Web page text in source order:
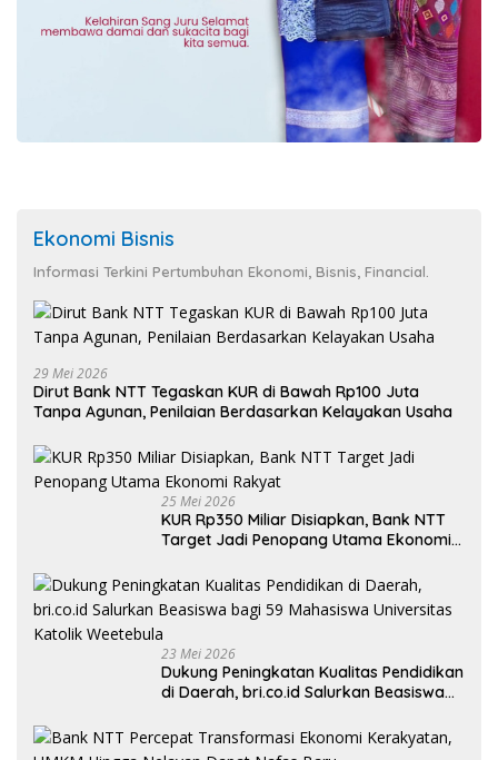
Ekonomi Bisnis
Informasi Terkini Pertumbuhan Ekonomi, Bisnis, Financial.
29 Mei 2026
Dirut Bank NTT Tegaskan KUR di Bawah Rp100 Juta
Tanpa Agunan, Penilaian Berdasarkan Kelayakan Usaha
25 Mei 2026
KUR Rp350 Miliar Disiapkan, Bank NTT
Target Jadi Penopang Utama Ekonomi
23 Mei 2026
Dukung Peningkatan Kualitas Pendidikan
di Daerah, bri.co.id Salurkan Beasiswa
Weetebula